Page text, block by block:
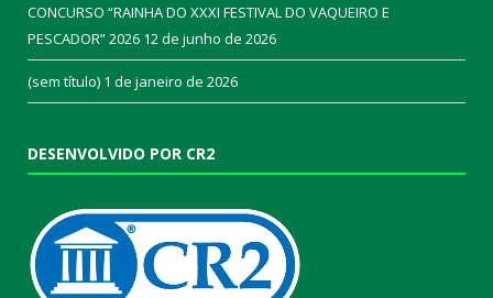
CONCURSO “RAINHA DO XXXI FESTIVAL DO VAQUEIRO E
PESCADOR” 2026 12 de junho de 2026
(sem título) 1 de janeiro de 2026
DESENVOLVIDO POR CR2